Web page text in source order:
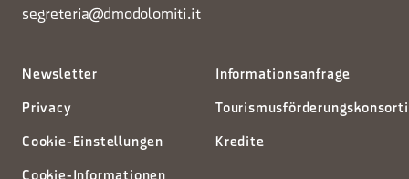
segreteria@dmodolomiti.it
Newsletter
Privacy
Cookie-Einstellungen
Informationsanfrage
Kredite